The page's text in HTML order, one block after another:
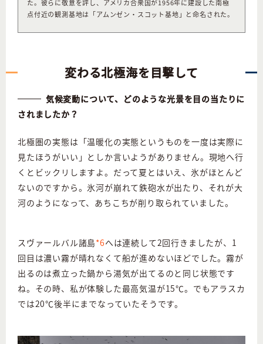
た。彼らに敬意を評し、アメリカ合衆国が1956年に建設した南極
点付近の観測基地は「アムンゼン・スコット基地」と命名された。
変わる北極海を目撃して
気候変動について、どのような光景を目の当たりに
されましたか？
北極圏の実態は「温暖化の実態というものを一度は実際に
見たほうがいい」としか言いようがありません。現地へ行
くとビックリしますよ。だって夏とはいえ、氷がほとんど
ないのですから。氷河が崩れて鉄砲水が出たり、それが大
河のようになって、あちこちが削り取られていました。
スヴァールバル諸島*6へは連続して2回行きましたが、1
回目は濃い霧が晴れなくて船が進めないほどでした。霧が
出るのは煮立った鍋から湯気が出てるのと同じ状態です
ね。その時、私が体験した最高気温が15℃。でもアラスカ
では20℃後半にまでなっていたそうです。